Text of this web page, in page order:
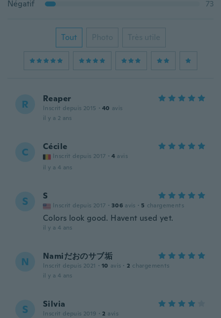
Négatif
73
Tout Photo Très utile
R Reaper
Inscrit depuis 2015 · 40 avis
il y a 2 ans
C Cécile
Inscrit depuis 2017 · 4 avis
il y a 4 ans
S S
Inscrit depuis 2017 · 306 avis · 5 chargements
Colors look good. Havent used yet.
il y a 4 ans
N Namiだおのサブ垢
Inscrit depuis 2021 · 10 avis · 2 chargements
il y a 4 ans
S Silvia
Inscrit depuis 2019 · 2 avis